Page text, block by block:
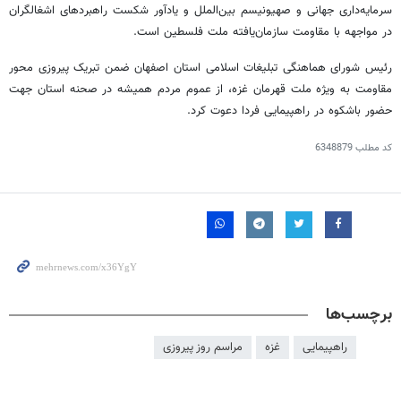
سرمایه‌داری جهانی و صهیونیسم بین‌الملل و یادآور شکست راهبردهای اشغالگران
در مواجهه با مقاومت سازمان‌یافته ملت فلسطین است.
رئیس شورای هماهنگی تبلیغات اسلامی استان اصفهان ضمن تبریک پیروزی محور
مقاومت به ویژه ملت قهرمان غزه، از عموم مردم همیشه در صحنه استان جهت
حضور باشکوه در راهپیمایی فردا دعوت کرد.
کد مطلب6348879
برچسب‌ها
راهپیمایی غزه مراسم روز پیروزی